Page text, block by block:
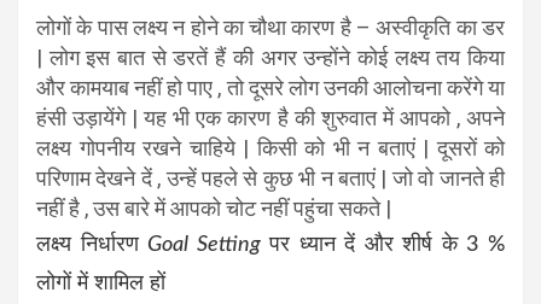
लोगों के पास लक्ष्य न होने का चौथा कारण है – अस्वीकृति का डर
| लोग इस बात से डरतें हैं की अगर उन्होंने कोई लक्ष्य तय किया
और कामयाब नहीं हो पाए , तो दूसरे लोग उनकी आलोचना करेंगे या
हंसी उड़ायेंगे | यह भी एक कारण है की शुरुवात में आपको , अपने
लक्ष्य गोपनीय रखने चाहिये | किसी को भी न बताएं | दूसरों को
परिणाम देखने दें , उन्हें पहले से कुछ भी न बताएं | जो वो जानते ही
नहीं है , उस बारे में आपको चोट नहीं पहुंचा सकते |
लक्ष्य निर्धारणGoal Settingपर ध्यान दें और शीर्ष के 3 %
लोगों में शामिल हों